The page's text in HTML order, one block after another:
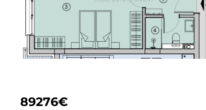
89276€